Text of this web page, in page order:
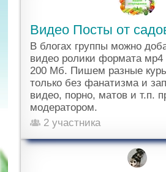
Видео Посты от
В блогах группы можно
видео ролики формата
200 Мб. Пишем разные
только без фанатизма и
видео, порно, матов и т.п.
модератором.
2 участника